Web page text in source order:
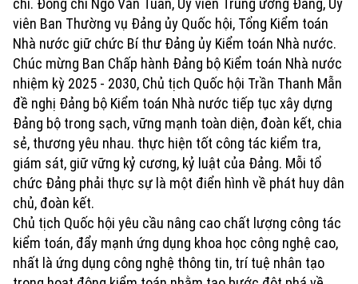
Giải trí
Tin tức
Sao
Điện ảnh
Âm nhạc
Đã phát sóng
Theo dõi Hà Nội On
Chuyên mục
chí. Đồng chí Ngô Văn Tuấn, Ủy viên Trung ương Đảng, Ủy
viên Ban Thường vụ Đảng ủy Quốc hội, Tổng Kiểm toán
Nhà nước giữ chức Bí thư Đảng ủy Kiểm toán Nhà nước.
Chúc mừng Ban Chấp hành Đảng bộ Kiểm toán Nhà nước
nhiệm kỳ 2025 - 2030, Chủ tịch Quốc hội Trần Thanh Mẫn
đề nghị Đảng bộ Kiểm toán Nhà nước tiếp tục xây dựng
Đảng bộ trong sạch, vững mạnh toàn diện, đoàn kết, chia
sẻ, thương yêu nhau. thực hiện tốt công tác kiểm tra,
giám sát, giữ vững kỷ cương, kỷ luật của Đảng. Mỗi tổ
chức Đảng phải thực sự là một điển hình về phát huy dân
chủ, đoàn kết.
Chủ tịch Quốc hội yêu cầu nâng cao chất lượng công tác
kiểm toán, đẩy mạnh ứng dụng khoa học công nghệ cao,
nhất là ứng dụng công nghệ thông tin, trí tuệ nhân tạo